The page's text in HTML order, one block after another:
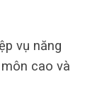
vụ năng
cao và